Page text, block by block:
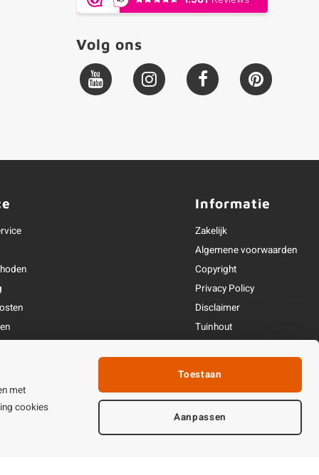
Volg ons
& contact
Informatie
Zakelijk
Algemene voorwaarden
Copyright
Privacy Policy
Disclaimer
Tuinhout
met
cookies
Toestaan
Aanpassen